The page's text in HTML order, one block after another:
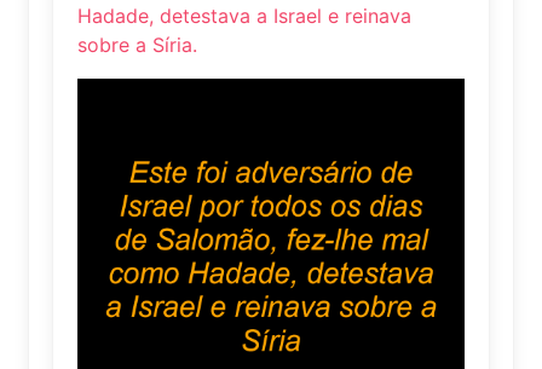
Hadade, detestava a Israel e reinava
sobre a Síria.